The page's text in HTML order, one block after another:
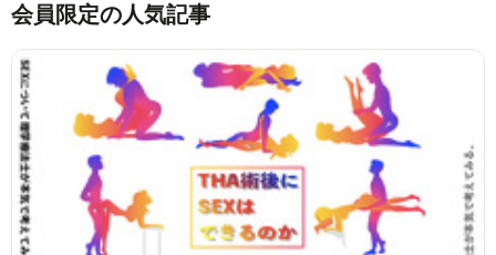
会員限定の人気記事